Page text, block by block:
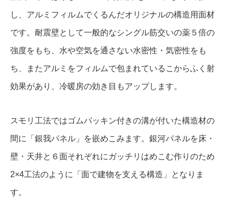
し、アルミフィルムでくるんだオリジナルの構造用面材
です。耐震壁として一般的なシングル筋交いの薬５倍の
強度をもち、水や空気を通さない水密性・気密性をも
ち、またアルミをフィルムで包まれているこからふく射
効果があり、冷暖房の効き目もアップします。
スモリ工法ではゴムパッキン付きの溝が付いた構造材の
間に「銀我パネル」を嵌めこみます。銀河パネルを床・
壁・天井と６面それぞれにガッチリはめこむ作りのため
2×4工法のように「面で建物を支える構造」となりま
す。